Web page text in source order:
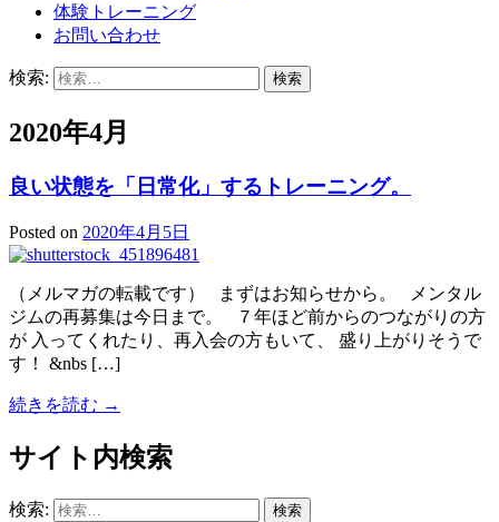
体験トレーニング
お問い合わせ
検索:
2020年4月
良い状態を「日常化」するトレーニング。
Posted on 2020年4月5日
（メルマガの転載です） まずはお知らせから。 メンタル
ジムの再募集は今日まで。 ７年ほど前からのつながりの方
が 入ってくれたり、再入会の方もいて、 盛り上がりそうで
す！ &nbs […]
続きを読む →
サイト内検索
検索: